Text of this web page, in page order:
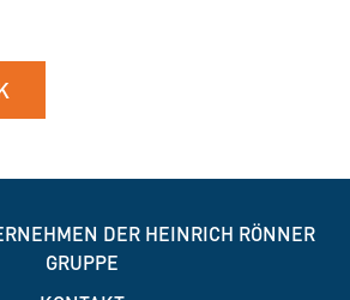
DER HEINRICH RÖNNER
GRUPPE